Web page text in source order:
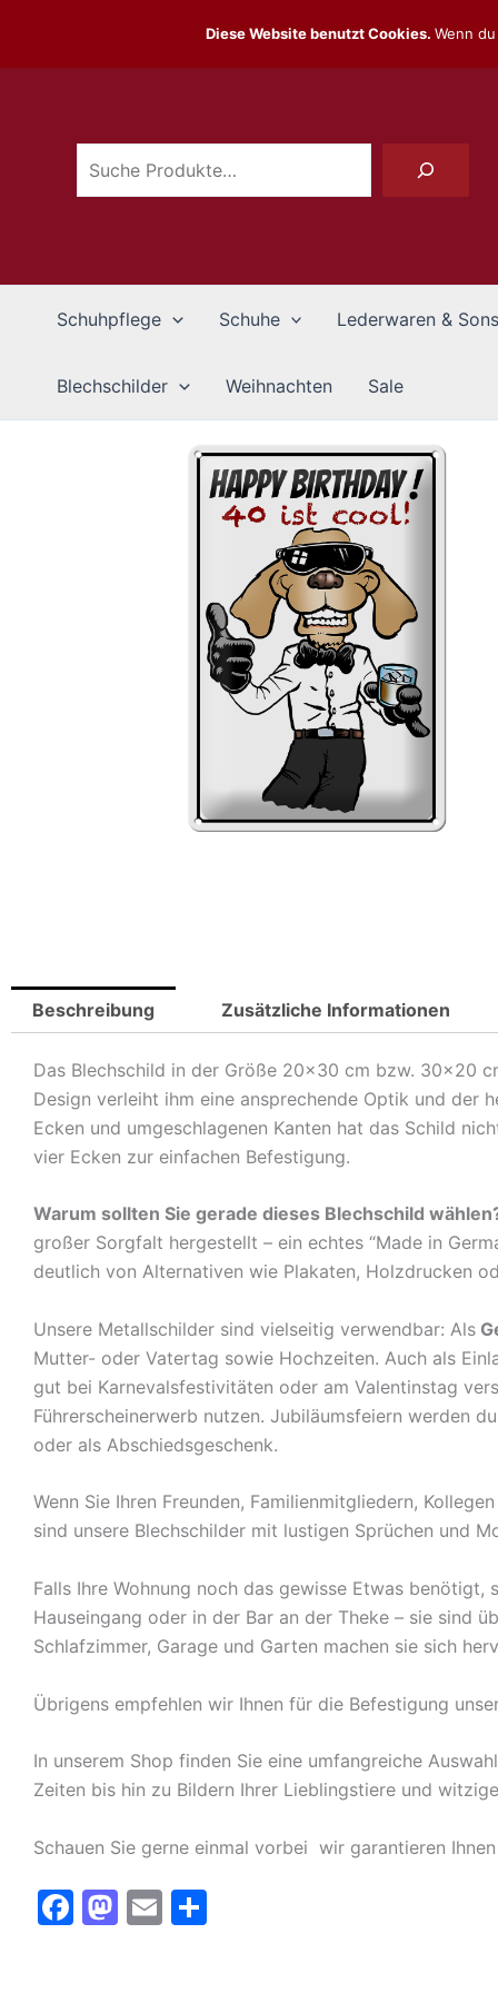
springen Suchen
Schuhpflege Schuhe Lederwaren &
Blechschilder Weihnachten Sale
Beschreibung Zusätzliche Informationen
Das Blechschild in der Größe 20×30 cm bzw. 30×20
Design verleiht ihm eine ansprechende Optik und der
Ecken und umgeschlagenen Kanten hat das Schild
vier Ecken zur einfachen Befestigung.
Warum sollten Sie gerade dieses Blechschild
großer Sorgfalt hergestellt – ein echtes “Made in
deutlich von Alternativen wie Plakaten, Holzdrucken
Unsere Metallschilder sind vielseitig verwendbar: Als
Mutter- oder Vatertag sowie Hochzeiten. Auch als
gut bei Karnevalsfestivitäten oder am Valentinstag
Führerscheinerwerb nutzen. Jubiläumsfeiern werden
oder als Abschiedsgeschenk.
Wenn Sie Ihren Freunden, Familienmitgliedern,
sind unsere Blechschilder mit lustigen Sprüchen und
Falls Ihre Wohnung noch das gewisse Etwas benötigt,
Hauseingang oder in der Bar an der Theke – sie sind
Schlafzimmer, Garage und Garten machen sie sich
Übrigens empfehlen wir Ihnen für die Befestigung
In unserem Shop finden Sie eine umfangreiche
Zeiten bis hin zu Bildern Ihrer Lieblingstiere und
Schauen Sie gerne einmal vorbei  wir garantieren
F
M E
Diese Website benutzt Cookies. Wenn